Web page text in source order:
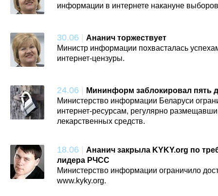
информации в интернете накануне
30.06
Ананич торжествует
Министр информации похвасталась
интернет-цензуры.
24.06
Мининформ заблокировал пять
Министерство информации Беларуси
интернет-ресурсам, регулярно
лекарственных средств.
18.06
Ананич закрыла KYKY.org по
лидера РЧСС
Министерство информации ограничило
www.kyky.org.